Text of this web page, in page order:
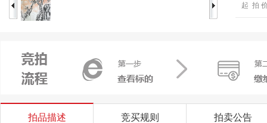
起 拍
拍品描述 竞买规则 拍卖公告